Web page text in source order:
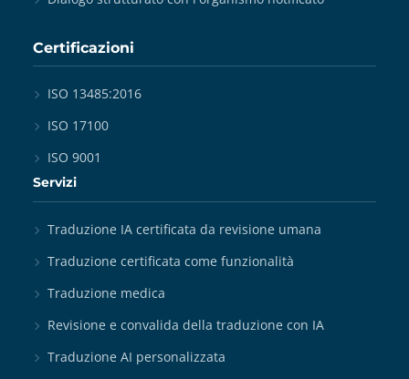
Certificazioni
ISO 13485:2016
ISO 17100
ISO 9001
Servizi
Traduzione IA certificata da revisione umana
Traduzione certificata come funzionalità
Traduzione medica
Revisione e convalida della traduzione con IA
Traduzione AI personalizzata